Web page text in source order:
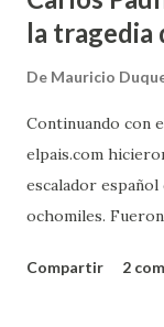
la tragedia
De Mauricio
Continuando con
elpais.com
escalador español
ochomiles.
pierde en el
Compartir 2